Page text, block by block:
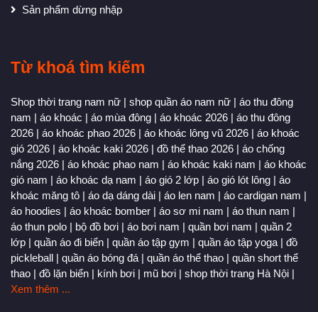
Sản phẩm dừng nhập
Từ khoá tìm kiếm
Shop thời trang nam nữ | shop quần áo nam nữ | áo thu đông
nam | áo khoác | áo mùa đông | áo khoác 2026 | áo thu đông
2026 | áo khoác phao 2026 | áo khoác lông vũ 2026 | áo khoác
gió 2026 | áo khoác kaki 2026 | đồ thể thao 2026 | áo chống
nắng 2026 | áo khoác phao nam | áo khoác kaki nam | áo khoác
gió nam | áo khoác dạ nam | áo gió 2 lớp | áo gió lót lông | áo
khoác măng tô | áo dạ dáng dài | áo len nam | áo cardigan nam |
áo hoodies | áo khoác bomber | áo sơ mi nam | áo thun nam |
áo thun polo | bộ đồ bơi | áo bơi nam | quần bơi nam | quần 2
lớp | quần áo đi biển | quần áo tập gym | quần áo tập yoga | đồ
pickleball | quần áo bóng đá | quần áo thể thao | quần short thể
thao | đồ lặn biển | kính bơi | mũ bơi | shop thời trang Hà Nội |
Xem thêm ...